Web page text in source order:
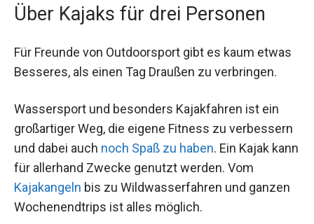
Über Kajaks für drei Personen
Für Freunde von Outdoorsport gibt es kaum etwas
Besseres, als einen Tag Draußen zu verbringen.
Wassersport und besonders Kajakfahren ist ein
großartiger Weg, die eigene Fitness zu verbessern
und dabei auch noch Spaß zu haben. Ein Kajak kann
für allerhand Zwecke genutzt werden. Vom
Kajakangeln bis zu Wildwasserfahren und ganzen
Wochenendtrips ist alles möglich.